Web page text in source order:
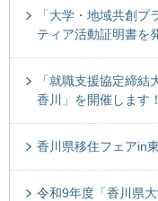
「大学・地域共創
ティア活動証明書を
「就職支援協定締
香川」を開催します！
香川県移住フェアin
令和9年度「香川県